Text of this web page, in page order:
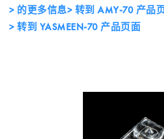
> 的更多信息> 转到 AMY-70 产品
> 转到 YASMEEN-70 产品页面